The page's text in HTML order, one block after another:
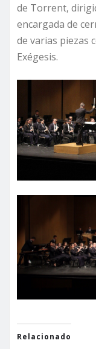
de Torrent,
encargada de
de varias piezas
Exégesis.
Relacionado